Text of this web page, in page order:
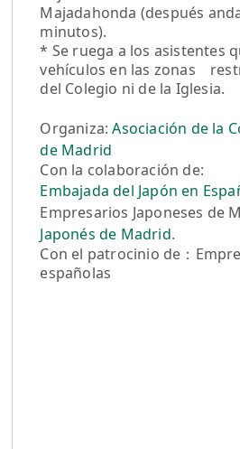
Majadahonda (después
minutos).
* Se ruega a los asistentes
vehículos en las zonas
del Colegio ni de la Iglesia.
Organiza:Asociación de la
de Madrid
Con la colaboración de:
Embajada del Japón en
Empresarios Japoneses de
Japonés de Madrid.
Con el patrocinio de：
españolas